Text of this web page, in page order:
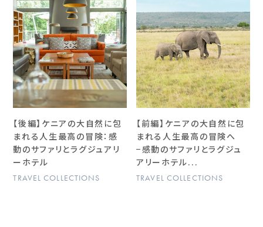
【後編】ケニアの大自然に包
まれる人生最高の冒険：感
動のサファリとラグジュアリ
ーホテル
TRAVEL COLLECTIONS
【前編】ケニアの大自然に包
まれる人生最高の冒険へ
−感動のサファリとラグジュ
アリーホテル...
TRAVEL COLLECTIONS